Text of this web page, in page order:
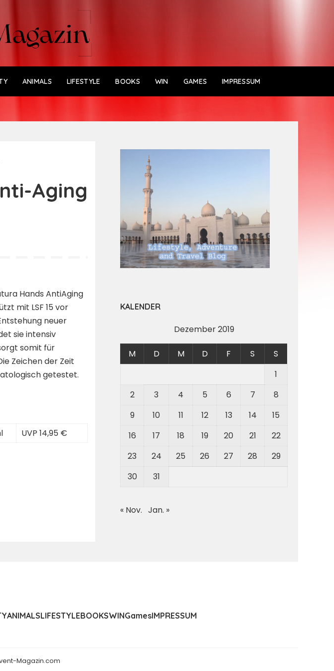
ANIMALS LIFESTYLE BOOKS WIN GAMES IMPRESSUM
Aging
Hands AntiAging
mit LSF 15 vor
neuer
sie intensiv
somit für
Zeichen der Zeit
getestet.
UVP 14,95 €
KALENDER
Dezember 2019
M D M D F S
S
1
2
3 4 5 6 7
8
9
10 11 12 13 14
15
16
17 18 19 20 21
22
23
24 25 26 27 28
29
30
31
« Nov. Jan. »
ANIMALSLIFESTYLEBOOKSWINGamesIMPRESSUM
Magazin.com